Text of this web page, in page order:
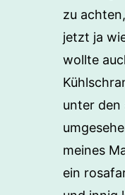
zu
jetzt ja
wollte
unter den
meines
ein